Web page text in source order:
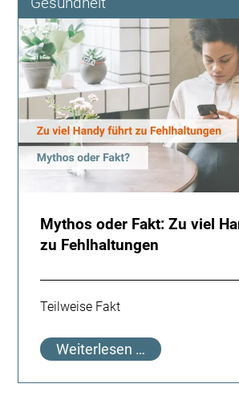
Mythos oder Fakt: Zu viel
zu Fehlhaltungen
Teilweise Fakt
Weiterlesen … Mythos
Fakt: